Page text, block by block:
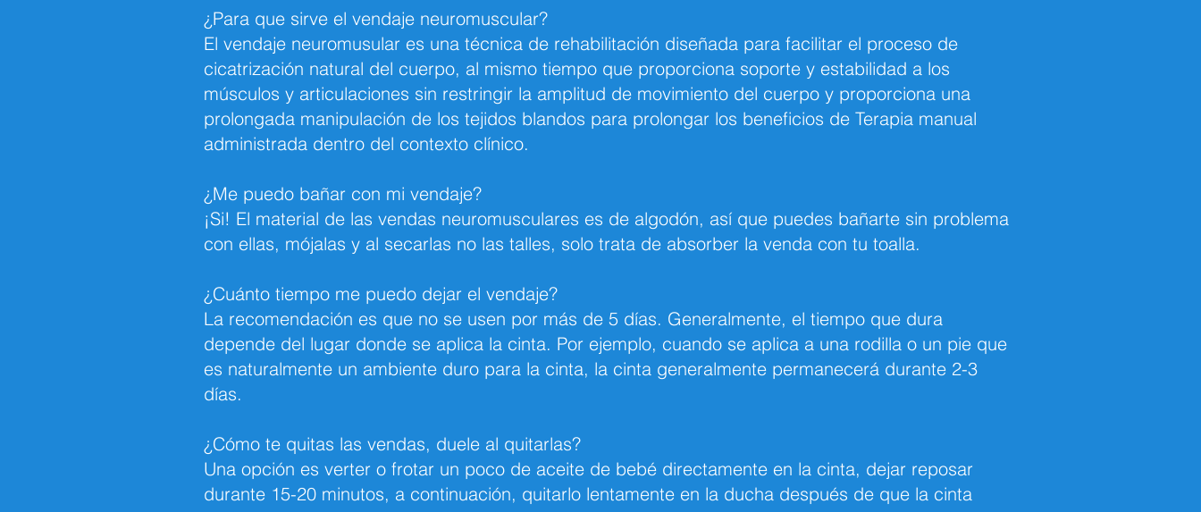
¿Para que sirve el vendaje neuromuscular?
El vendaje neuromusular es una técnica de rehabilitación diseñada para facilitar el proceso de
cicatrización natural del cuerpo, al mismo tiempo que proporciona soporte y estabilidad a los
músculos y articulaciones sin restringir la amplitud de movimiento del cuerpo y proporciona una
prolongada manipulación de los tejidos blandos para prolongar los beneficios de Terapia manual
administrada dentro del contexto clínico.
¿Me puedo bañar con mi vendaje?
¡Si! El material de las vendas neuromusculares es de algodón, así que puedes bañarte sin problema
con ellas, mójalas y al secarlas no las talles, solo trata de absorber la venda con tu toalla.
¿Cuánto tiempo me puedo dejar el vendaje?
La recomendación es que no se usen por más de 5 días. Generalmente, el tiempo que dura
depende del lugar donde se aplica la cinta. Por ejemplo, cuando se aplica a una rodilla o un pie que
es naturalmente un ambiente duro para la cinta, la cinta generalmente permanecerá durante 2-3
días.
¿Cómo te quitas las vendas, duele al quitarlas?
Una opción es verter o frotar un poco de aceite de bebé directamente en la cinta, dejar reposar
durante 15-20 minutos, a continuación, quitarlo lentamente en la ducha después de que la cinta